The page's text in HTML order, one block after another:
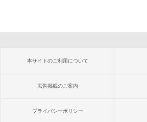
本サイトのご利用について
広告掲載のご案内
プライバシーポリシー